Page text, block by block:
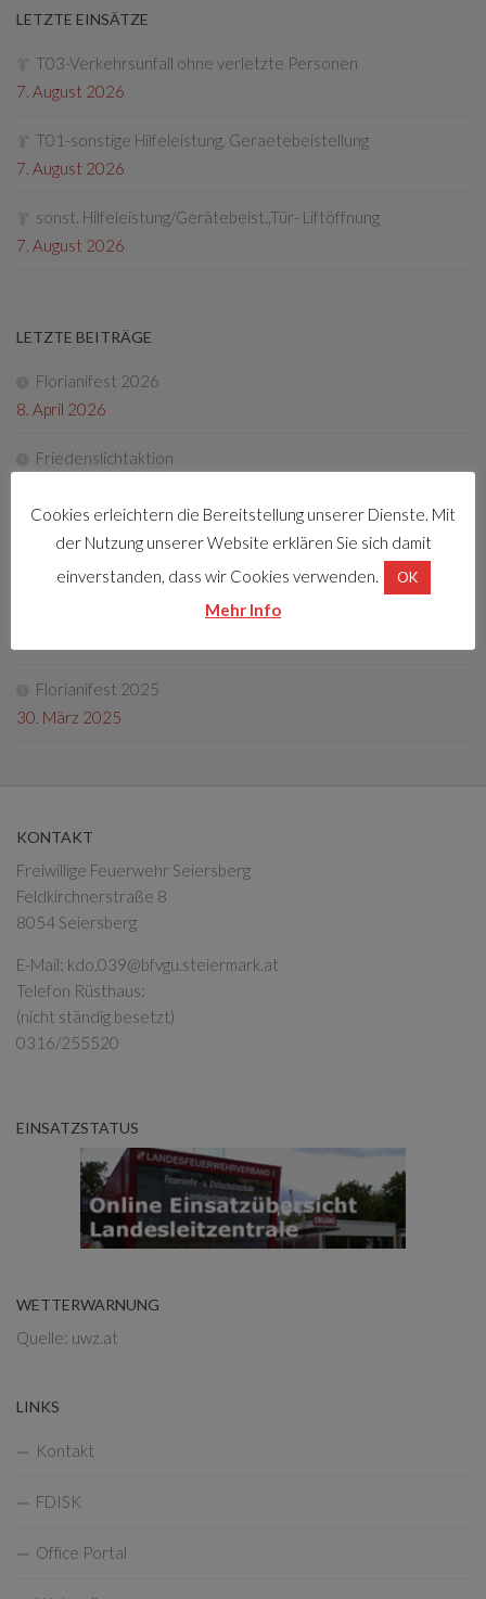
LETZTE EINSÄTZE
T03-Verkehrsunfall ohne verletzte Personen
7. August 2026
T01-sonstige Hilfeleistung, Geraetebeistellung
7. August 2026
sonst. Hilfeleistung/Gerätebeist.,Tür- Liftöffnung
7. August 2026
LETZTE BEITRÄGE
Florianifest 2026
8. April 2026
Friedenslichtaktion
Tag der offenen Tür 2025
Florianifest 2025
30. März 2025
KONTAKT
Freiwillige Feuerwehr Seiersberg
Feldkirchnerstraße 8
8054 Seiersberg
E-Mail: kdo.039@bfvgu.steiermark.at
Telefon Rüsthaus:
(nicht ständig besetzt)
0316/255520
EINSATZSTATUS
WETTERWARNUNG
Quelle: uwz.at
LINKS
Kontakt
FDISK
Office Portal
Cookies erleichtern die Bereitstellung unserer Dienste. Mit
der Nutzung unserer Website erklären Sie sich damit
einverstanden, dass wir Cookies verwenden.
OK
Mehr Info